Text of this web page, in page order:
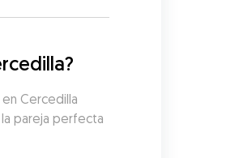
Cercedilla
pareja perfecta